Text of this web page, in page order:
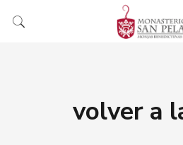
volver a